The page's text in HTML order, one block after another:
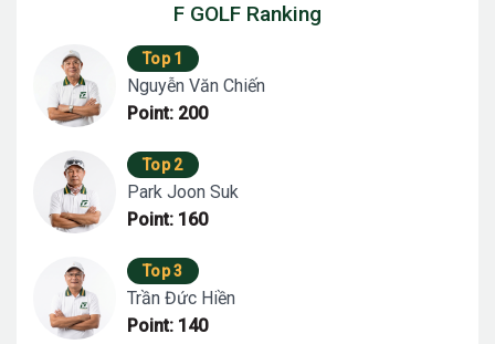
F GOLF Ranking
Top 1
Nguyễn Văn Chiến
Point: 200
Top 2
Park Joon Suk
Point: 160
Top 3
Trần Đức Hiền
Point: 140